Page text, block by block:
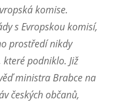
komise.
s Evropskou komisí,
prostředí nikdy
podniklo. Již
ministra Brabce na
českých občanů,